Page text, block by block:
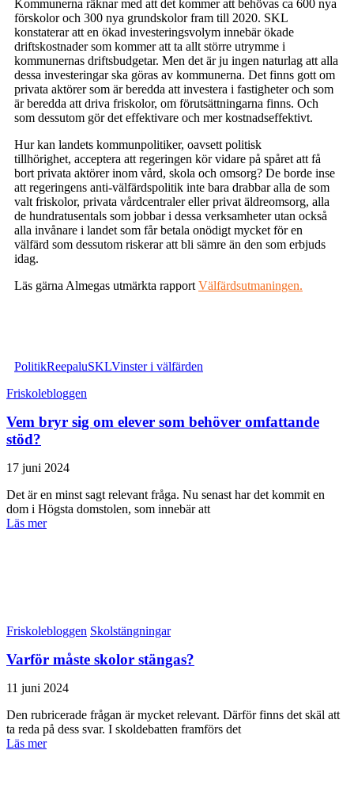
Kommunerna räknar med att det kommer att behövas ca 600 nya
förskolor och 300 nya grundskolor fram till 2020. SKL
konstaterar att en ökad investeringsvolym innebär ökade
driftskostnader som kommer att ta allt större utrymme i
kommunernas driftsbudgetar. Men det är ju ingen naturlag att alla
dessa investeringar ska göras av kommunerna. Det finns gott om
privata aktörer som är beredda att investera i fastigheter och som
är beredda att driva friskolor, om förutsättningarna finns. Och
som dessutom gör det effektivare och mer kostnadseffektivt.
Hur kan landets kommunpolitiker, oavsett politisk
tillhörighet, acceptera att regeringen kör vidare på spåret att få
bort privata aktörer inom vård, skola och omsorg? De borde inse
att regeringens anti-välfärdspolitik inte bara drabbar alla de som
valt friskolor, privata vårdcentraler eller privat äldreomsorg, alla
de hundratusentals som jobbar i dessa verksamheter utan också
alla invånare i landet som får betala onödigt mycket för en
välfärd som dessutom riskerar att bli sämre än den som erbjuds
idag.
Läs gärna Almegas utmärkta rapport Välfärdsutmaningen.
PolitikReepaluSKLVinster i välfärden
Friskolebloggen
Vem bryr sig om elever som behöver omfattande
stöd?
17 juni 2024
Det är en minst sagt relevant fråga. Nu senast har det kommit en
dom i Högsta domstolen, som innebär att
Läs mer
Friskolebloggen Skolstängningar
Varför måste skolor stängas?
11 juni 2024
Den rubricerade frågan är mycket relevant. Därför finns det skäl att
ta reda på dess svar. I skoldebatten framförs det
Läs mer